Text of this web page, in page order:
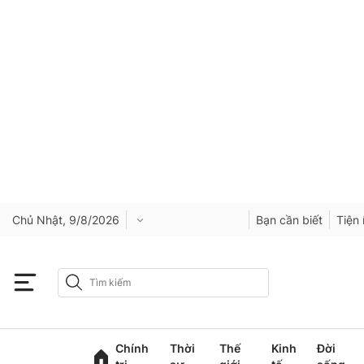
Chủ Nhật, 9/8/2026 Bạn cần biết Tiện
Chính
Thời
Thế
Kinh
Đời